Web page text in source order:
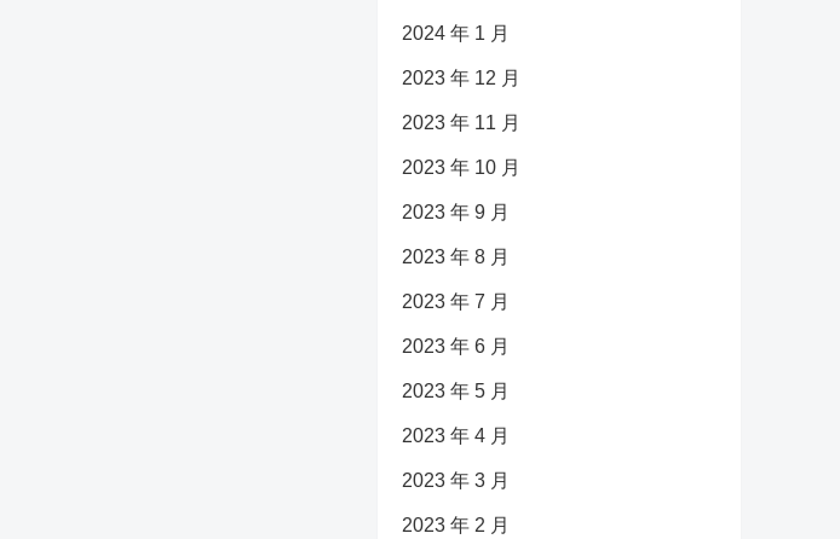
2024 年 1 月
2023 年 12 月
2023 年 11 月
2023 年 10 月
2023 年 9 月
2023 年 8 月
2023 年 7 月
2023 年 6 月
2023 年 5 月
2023 年 4 月
2023 年 3 月
2023 年 2 月